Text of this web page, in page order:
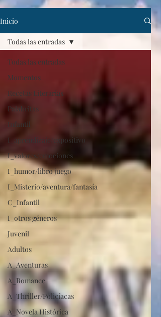
Inicio
Todas las entradas
Momentos
Recetas Literarias
Palabritas
Infantil
I_aprendizaje/expositivo
I_valores/emociones
I_humor/libro juego
I_Misterio/aventura/fantasía
C_Infantil
I_otros géneros
Juvenil
Adultos
A_Aventuras
A_Romance
A_Thriller/Policíacas
A_Novela Histórica
Todas las entradas